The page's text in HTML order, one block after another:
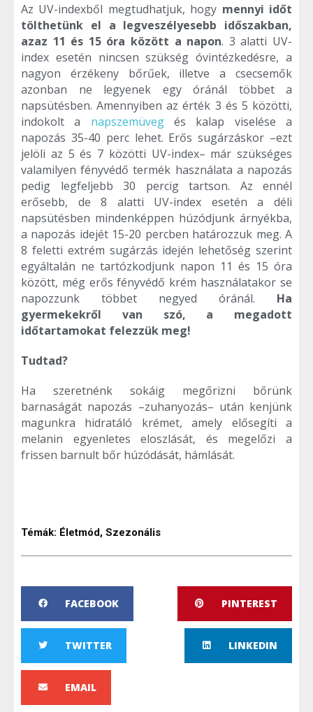
Az UV-indexből megtudhatjuk, hogy mennyi időt
tölthetünk el a legveszélyesebb időszakban,
azaz 11 és 15 óra között a napon. 3 alatti UV-
index esetén nincsen szükség óvintézkedésre, a
nagyon érzékeny bőrűek, illetve a csecsemők
azonban ne legyenek egy óránál többet a
napsütésben. Amennyiben az érték 3 és 5 közötti,
indokolt a napszemüvegés kalap viselése a
napozás 35-40 perc lehet. Erős sugárzáskor –ezt
jelöli az 5 és 7 közötti UV-index– már szükséges
valamilyen fényvédő termék használata a napozás
pedig legfeljebb 30 percig tartson. Az ennél
erősebb, de 8 alatti UV-index esetén a déli
napsütésben mindenképpen húzódjunk árnyékba,
a napozás idejét 15-20 percben határozzuk meg. A
8 feletti extrém sugárzás idején lehetőség szerint
egyáltalán ne tartózkodjunk napon 11 és 15 óra
között, még erős fényvédő krém használatakor se
napozzunk többet negyed óránál. Ha
gyermekekről van szó, a megadott
időtartamokat felezzük meg!
Tudtad?
Ha szeretnénk sokáig megőrizni bőrünk
barnaságát napozás –zuhanyozás– után kenjünk
magunkra hidratáló krémet, amely elősegíti a
melanin egyenletes eloszlását, és megelőzi a
frissen barnult bőr húzódását, hámlását.
Témák: Életmód, Szezonális
FACEBOOK PINTEREST
TWITTER LINKEDIN
EMAIL